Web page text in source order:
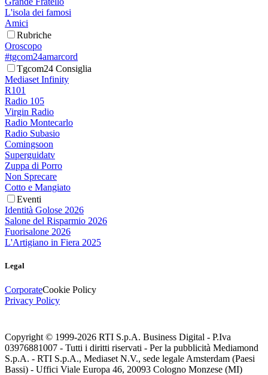
L'isola dei famosi
Amici
Rubriche
Oroscopo
#tgcom24amarcord
Tgcom24 Consiglia
Mediaset Infinity
R101
Radio 105
Virgin Radio
Radio Montecarlo
Radio Subasio
Comingsoon
Superguidatv
Zuppa di Porro
Non Sprecare
Cotto e Mangiato
Eventi
Identità Golose 2026
Salone del Risparmio 2026
Fuorisalone 2026
L'Artigiano in Fiera 2025
Legal
CorporateCookie Policy
Privacy Policy
Copyright © 1999-2026 RTI S.p.A. Business Digital - P.Iva
03976881007 - Tutti i diritti riservati - Per la pubblicità Mediamond
S.p.A. - RTI S.p.A., Mediaset N.V., sede legale Amsterdam (Paesi
Bassi) - Uffici Viale Europa 46, 20093 Cologno Monzese (MI)